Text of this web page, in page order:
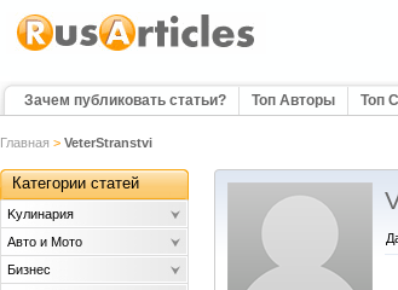
Зачем публиковать статьи? Топ Авторы Топ
Главная > VeterStranstvi
Категории статей
Kулинария
Авто и Мото
Бизнес